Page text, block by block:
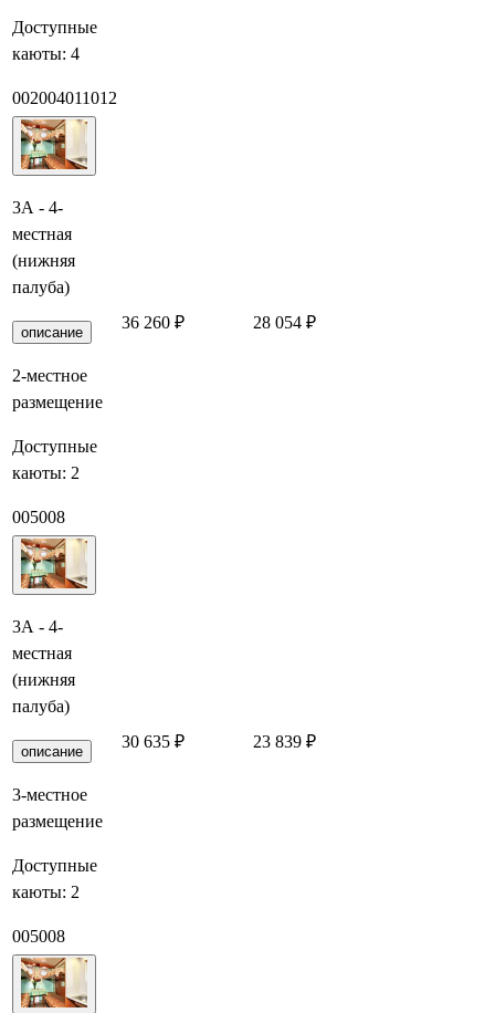
Доступные
каюты: 4
002004011012
3А - 4-
местная
(нижняя
палуба)
описание
2-местное
размещение
Доступные
каюты: 2
005008
36 260 ₽ 28 054 ₽
3А - 4-
местная
(нижняя
палуба)
описание
3-местное
размещение
Доступные
каюты: 2
005008
30 635 ₽ 23 839 ₽